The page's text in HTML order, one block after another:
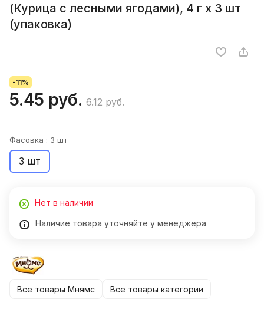
(Курица с лесными ягодами), 4 г х 3 шт
(упаковка)
-11%
5.45 руб. 6.12 руб.
Фасовка : 3 шт
3 шт
Нет в наличии
Наличие товара уточняйте у менеджера
Все товары Мнямс Все товары категории